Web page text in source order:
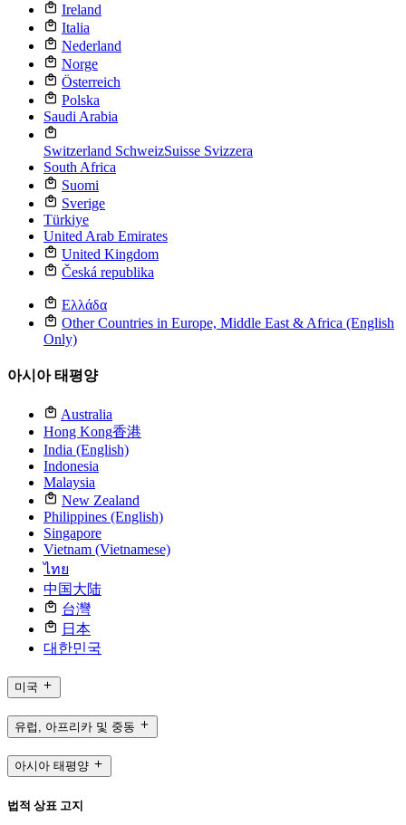
Ireland
Italia
Nederland
Norge
Österreich
Polska
Saudi Arabia
Switzerland SchweizSuisse Svizzera
South Africa
Suomi
Sverige
Türkiye
United Arab Emirates
United Kingdom
Česká republika
Ελλάδα
Other Countries in Europe, Middle East & Africa (English
Only)
아시아 태평양
Australia
Hong Kong香港
India (English)
Indonesia
Malaysia
New Zealand
Philippines (English)
Singapore
Vietnam (Vietnamese)
ไทย
中国大陆
台灣
日本
대한민국
미국
유럽, 아프리카 및 중동
아시아 태평양
법적 상표 고지